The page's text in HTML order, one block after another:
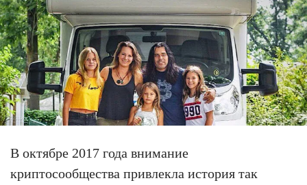
В октябре 2017 года внимание
криптосообщества привлекла история так